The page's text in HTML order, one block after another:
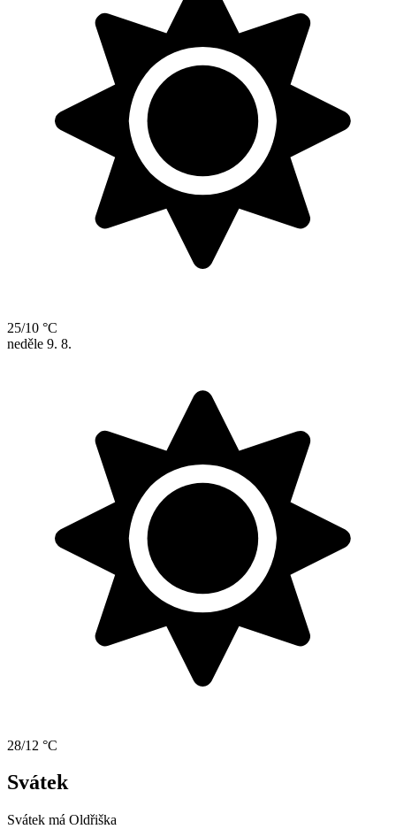
25/10 °C
neděle 9. 8.
28/12 °C
Svátek
Svátek má Oldřiška